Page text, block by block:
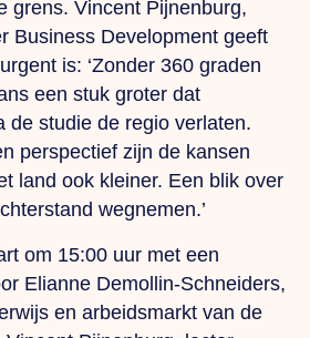
grens. Vincent Pijnenburg,
Business Development geeft
is: ‘Zonder 360 graden
een stuk groter dat
de studie de regio verlaten.
perspectief zijn de kansen
land ook kleiner. Een blik over
wegnemen.’
om 15:00 uur met een
Elianne Demollin-Schneiders,
en arbeidsmarkt van de